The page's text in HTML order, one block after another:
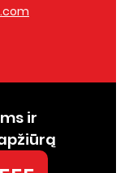
ir